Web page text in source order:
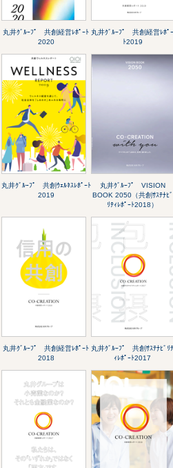
丸井ｸﾞﾙｰﾌﾟ 共創経営ﾚﾎﾟｰﾄ
2020
丸井ｸﾞﾙｰﾌﾟ 共創経営ﾚﾎﾟ
ﾄ2019
丸井ｸﾞﾙｰﾌﾟ 共創ｳｪﾙﾈｽﾚﾎﾟｰﾄ
2019
丸井ｸﾞﾙｰﾌﾟ VISION
BOOK 2050（共創ｻｽﾃﾅﾋﾞ
ﾘﾃｨﾚﾎﾟｰﾄ2018）
丸井ｸﾞﾙｰﾌﾟ 共創経営ﾚﾎﾟｰﾄ
2018
丸井ｸﾞﾙｰﾌﾟ 共創ｻｽﾃﾅﾋﾞﾘ
ｨﾚﾎﾟｰﾄ2017